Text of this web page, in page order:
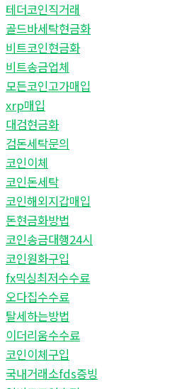
테더코인직거래
골드바세탁현금화
비트코인현금화
비트송금업체
모든코인고가매입
xrp매입
대검현금화
검돈세탁문의
코인이체
코인돈세탁
코인해외지갑매입
돈현금화방법
코인송금대행24시
코인원화구입
fx믹싱최저수수료
오다집수수료
탈세하는방법
이더리움수수료
코인이체구입
국내거래소fds증빙